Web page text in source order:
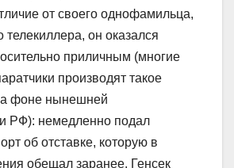
от своего однофамильца,
телекиллера, он оказался
приличным (многие
производят такое
фоне нынешней
РФ): немедленно подал
об отставке, которую в
обещал заранее. Генсек